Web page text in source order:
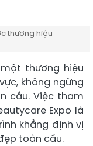
thương hiệu
thương hiệu
không ngừng
cầu. Việc tham
Expo là
khẳng định vị
toàn cầu.​